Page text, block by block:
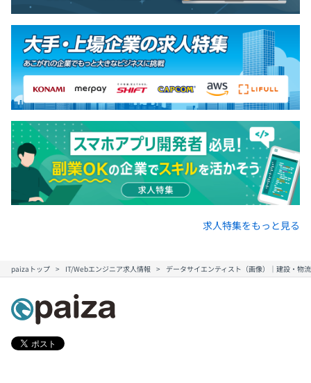
求人特集をもっと見る
paizaトップ IT/Webエンジニア求人情報 データサイエンティスト（画像）｜建設・物